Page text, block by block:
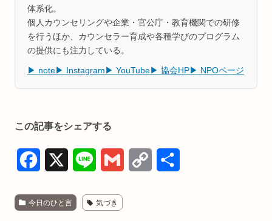
体系化。
個人カウンセリングや企業・官公庁・教育機関での研修
を行うほか、カウンセラー育成や各種学びのプログラム
の提供にも注力している。
▶ note ▶ Instagram ▶ YouTube ▶ 協会HP ▶ NPOページ
この記事をシェアする
c n
今日のひと言 気づき